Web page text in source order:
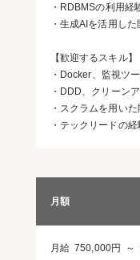
・RDBMSの利用経
・生成AIを活用し
【歓迎するスキル】
・Docker、監視ツ
・DDD、クリーン
・スクラムを用い
・テックリードの経
月額
月給 750,000円 ～